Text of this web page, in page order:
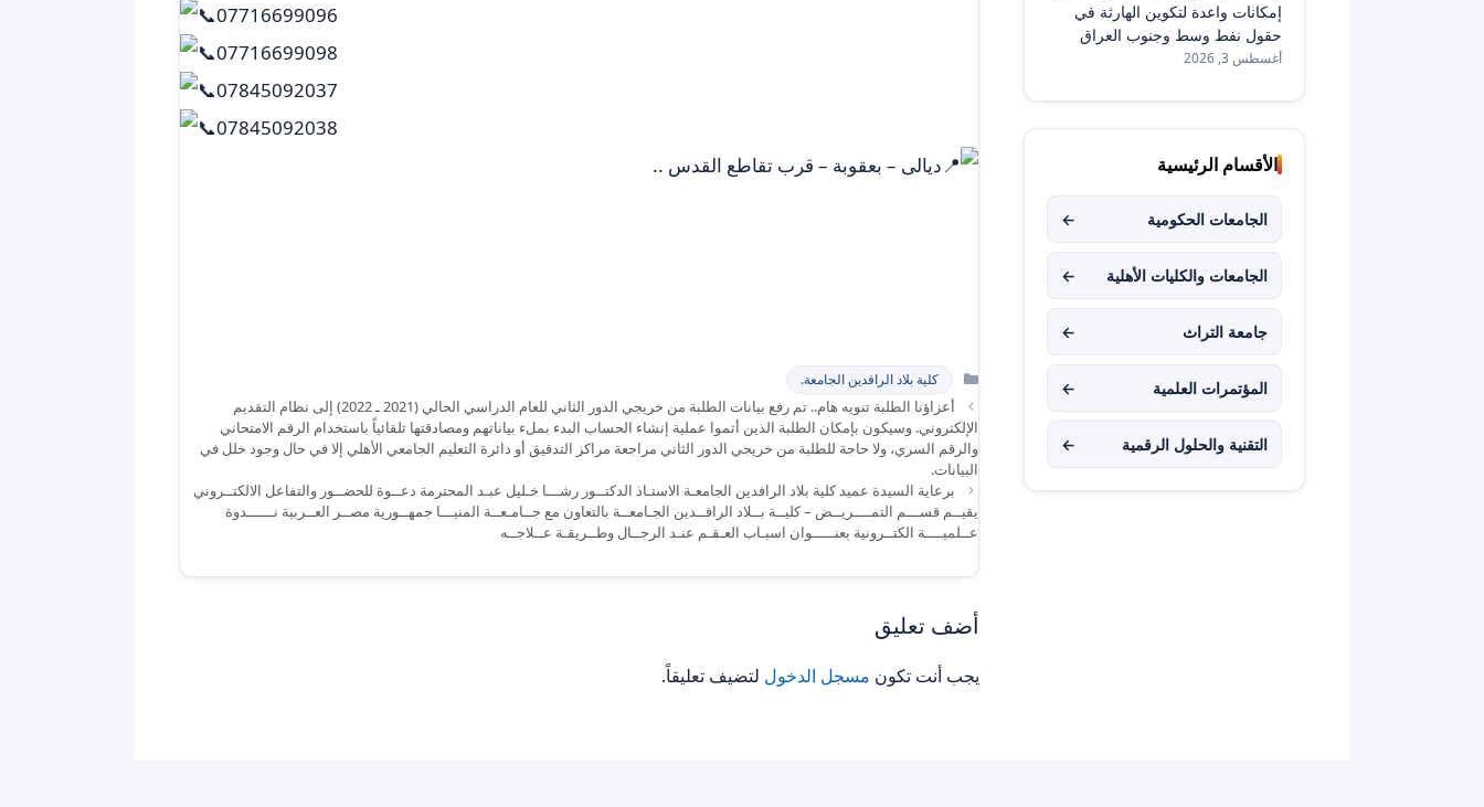
07716699096
07716699098
07845092037
07845092038
ديالى – بعقوبة – قرب تقاطع القدس ..
التصنيفات
كلية بلاد الرافدين الجامعة.
أعزاؤنا الطلبة تنويه هام.. تم رفع بيانات الطلبة من خريجي الدور الثاني للعام الدراسي الحالي (2021 ـ 2022) إلى نظام التقديم
الإلكتروني. وسيكون بإمكان الطلبة الذين أتموا عملية إنشاء الحساب البدء بملء بياناتهم ومصادقتها تلقائياً باستخدام الرقم الامتحاني
والرقم السري، ولا حاجة للطلبة من خريجي الدور الثاني مراجعة مراكز التدقيق أو دائرة التعليم الجامعي الأهلي إلا في حال وجود خلل في
البيانات.
برعاية السيدة عميد كلية بلاد الرافدين الجامعـة الاستـاذ الدكتــور رشـــا خـليل عبـد المحترمة دعــوة للحضــور والتفاعل الالكتــروني
يقيــم قســـم التمــــريــض – كليــة بــلاد الرافــدين الجـامعــة بالتعاون مع جــامـعــة المنيـــا جمهــورية مصــر العــربية نــــــدوة
عــلميــــة الكتــرونية بعنـــــوان اسبـاب العـقـم عنـد الرجــال وطــريقـة عــلاجــه
أضف تعليق
يجب أنت تكون مسجل الدخول لتضيف تعليقاً.
إمكانات واعدة لتكوين الهارثة في
حقول نفط وسط وجنوب العراق
أغسطس 3, 2026
الأقسام الرئيسية
الجامعات الحكومية ←
الجامعات والكليات الأهلية ←
جامعة التراث ←
المؤتمرات العلمية ←
التقنية والحلول الرقمية ←